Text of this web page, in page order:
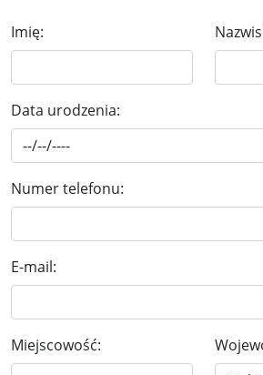
Imię:
Data urodzenia:
Numer telefonu:
E-mail:
Miejscowość: